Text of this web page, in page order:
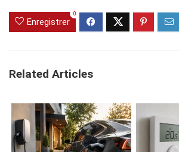
Enregistrer
0
Related Articles